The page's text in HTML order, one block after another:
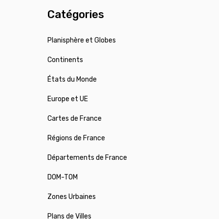
Catégories
Planisphère et Globes
Continents
États du Monde
Europe et UE
Cartes de France
Régions de France
Départements de France
DOM-TOM
Zones Urbaines
Plans de Villes